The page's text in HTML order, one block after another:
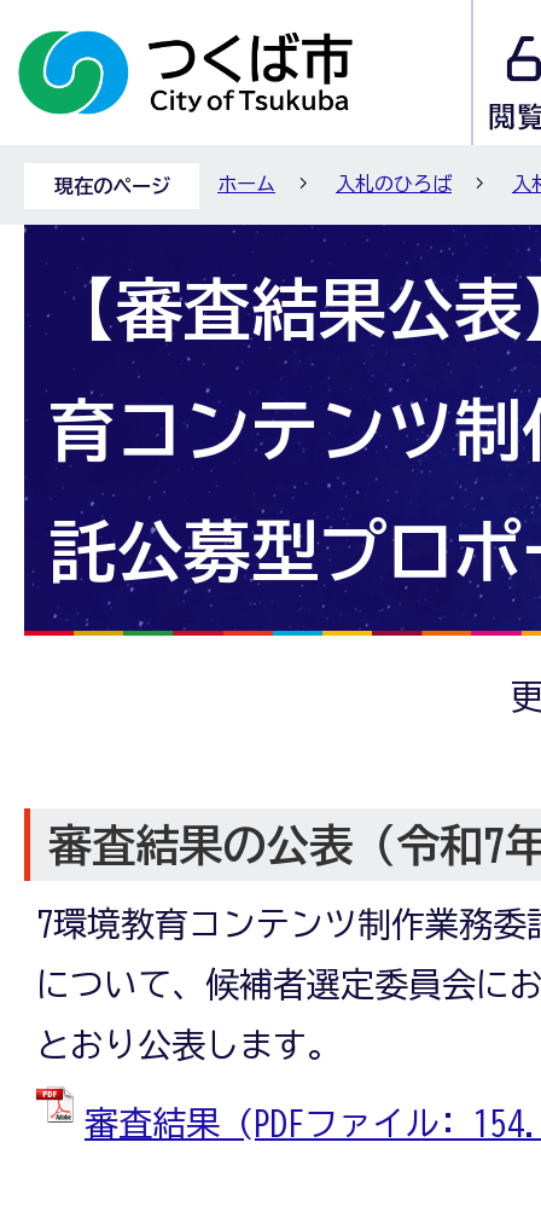
現在のページ ホーム 入札のひろば 入
【審査結果公表
育コンテンツ
託公募型プロポ
審査結果の公表（令和7
7環境教育コンテンツ制作業務
について、候補者選定委員会に
とおり公表します。
審査結果 (PDFファイル: